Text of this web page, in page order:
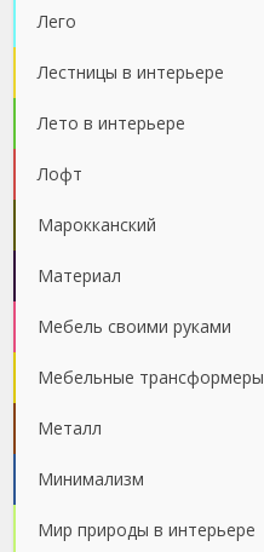
Лего
Лестницы в интерьере
Лето в интерьере
Лофт
Марокканский
Материал
Мебель своими руками
Мебельные трансформеры
Металл
Минимализм
Мир природы в интерьере